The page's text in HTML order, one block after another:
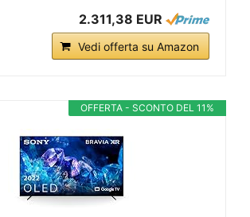
2.311,38 EUR
Vedi offerta su Amazon
OFFERTA - SCONTO DEL 11%